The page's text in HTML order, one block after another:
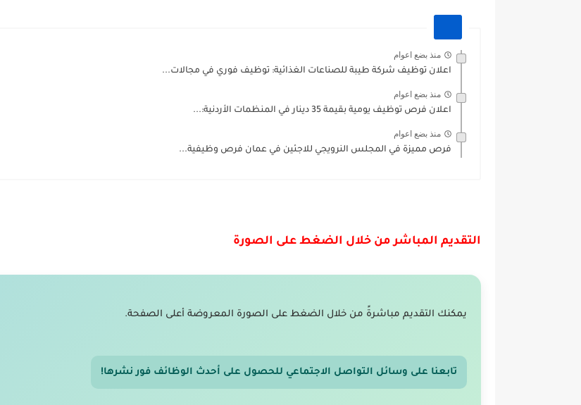
منذ بضع اعوام
اعلان توظيف شركة طيبة للصناعات الغذائية: توظيف فوري في مجالات...
منذ بضع اعوام
اعلان فرص توظيف يومية بقيمة 35 دينار في المنظمات الأردنية:...
منذ بضع اعوام
فرص مميزة في المجلس النرويجي للاجئين في عمان فرص وظيفية...
التقديم المباشر من خلال الضغط على الصورة
يمكنك التقديم مباشرةً من خلال الضغط على الصورة المعروضة أعلى الصفحة.
تابعنا على وسائل التواصل الاجتماعي للحصول على أحدث الوظائف فور نشرها!